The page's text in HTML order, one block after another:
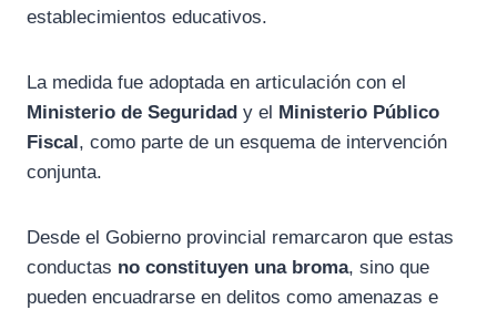
establecimientos educativos.
La medida fue adoptada en articulación con el
Ministerio de Seguridad y el Ministerio Público
Fiscal, como parte de un esquema de intervención
conjunta.
Desde el Gobierno provincial remarcaron que estas
conductas no constituyen una broma, sino que
pueden encuadrarse en delitos como amenazas e